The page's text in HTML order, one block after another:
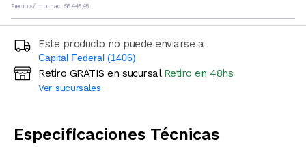
Precio s/imp. nac. $6.445,45
Este producto no puede enviarse a
Capital Federal (1406)
Ingresá código postal (sólo números)
Retiro GRATIS en sucursal Retiro en 48hs
Ver sucursales
Especificaciones Técnicas